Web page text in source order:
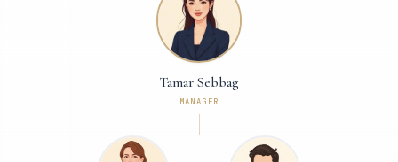
Tamar Sebbag
MANAGER